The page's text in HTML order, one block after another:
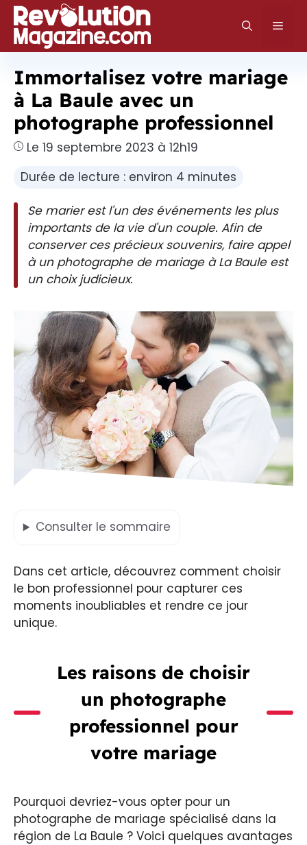
Aller
au
contenu
Immortalisez votre mariage
à La Baule avec un
photographe professionnel
Le 19 septembre 2023 à 12h19
Durée de lecture : environ 4 minutes
Se marier est l'un des événements les plus
importants de la vie d'un couple. Afin de
conserver ces précieux souvenirs, faire appel
à un photographe de mariage à La Baule est
un choix judicieux.
Consulter le sommaire
Dans cet article, découvrez comment choisir
le bon professionnel pour capturer ces
moments inoubliables et rendre ce jour
unique.
Les raisons de choisir
un photographe
professionnel pour
votre mariage
Pourquoi devriez-vous opter pour un
photographe de mariage spécialisé dans la
région de La Baule ? Voici quelques avantages